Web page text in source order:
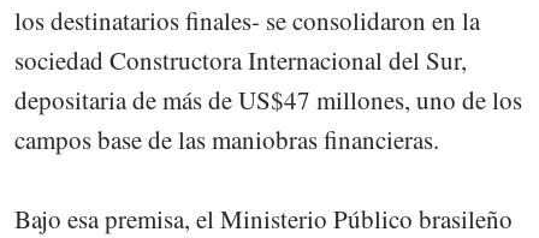
los destinatarios finales- se consolidaron en la
sociedad Constructora Internacional del Sur,
depositaria de más de US$47 millones, uno de los
campos base de las maniobras financieras.
Bajo esa premisa, el Ministerio Público brasileño